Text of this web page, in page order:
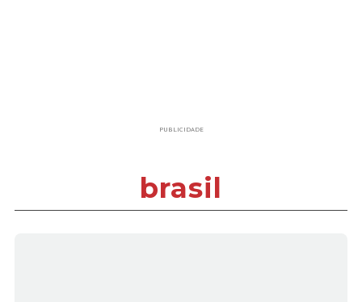
PUBLICIDADE
brasil